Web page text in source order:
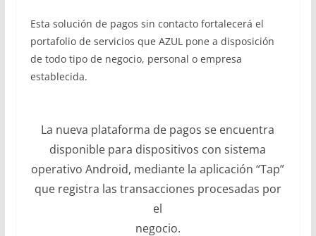
Esta solución de pagos sin contacto fortalecerá el
portafolio de servicios que AZUL pone a disposición
de todo tipo de negocio, personal o empresa
establecida.
La nueva plataforma de pagos se encuentra
disponible para dispositivos con sistema
operativo Android, mediante la aplicación “Tap”
que registra las transacciones procesadas por
el
negocio.